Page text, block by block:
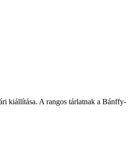
kiállítása. A rangos tárlatnak a Bánffy-